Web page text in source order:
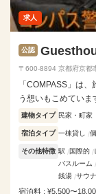
公認
〒600-8894 京都府京都
「COMPASS」は
う想いもこめていま
建物タイプ 民家・町家
宿泊タイプ 一棟貸し
その他特徴 駅 国際的
バスルーム
銭湯 サウ
宿泊料 : ¥5,500〜
求人